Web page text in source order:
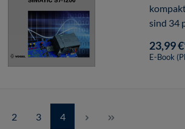
sind 34
23,99
E-Book
Seite
2 Seite
3 Seite
4